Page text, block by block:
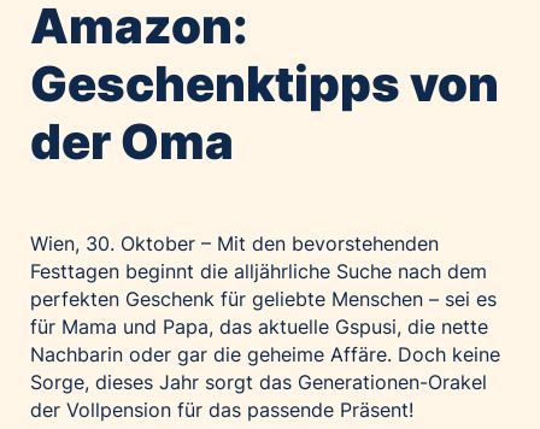
Constantia Flexibles
Costa Kreuzfahrten
Emirates
GE HealthCare
Home of Work
Huawei Consumer Business Group
IT:U
JP Immobilien
Amazon:
Geschenktipps von
der Oma
Wien, 30. Oktober – Mit den bevorstehenden
Festtagen beginnt die alljährliche Suche nach dem
perfekten Geschenk für geliebte Menschen – sei es
für Mama und Papa, das aktuelle Gspusi, die nette
Nachbarin oder gar die geheime Affäre. Doch keine
Sorge, dieses Jahr sorgt das Generationen-Orakel
der Vollpension für das passende Präsent!